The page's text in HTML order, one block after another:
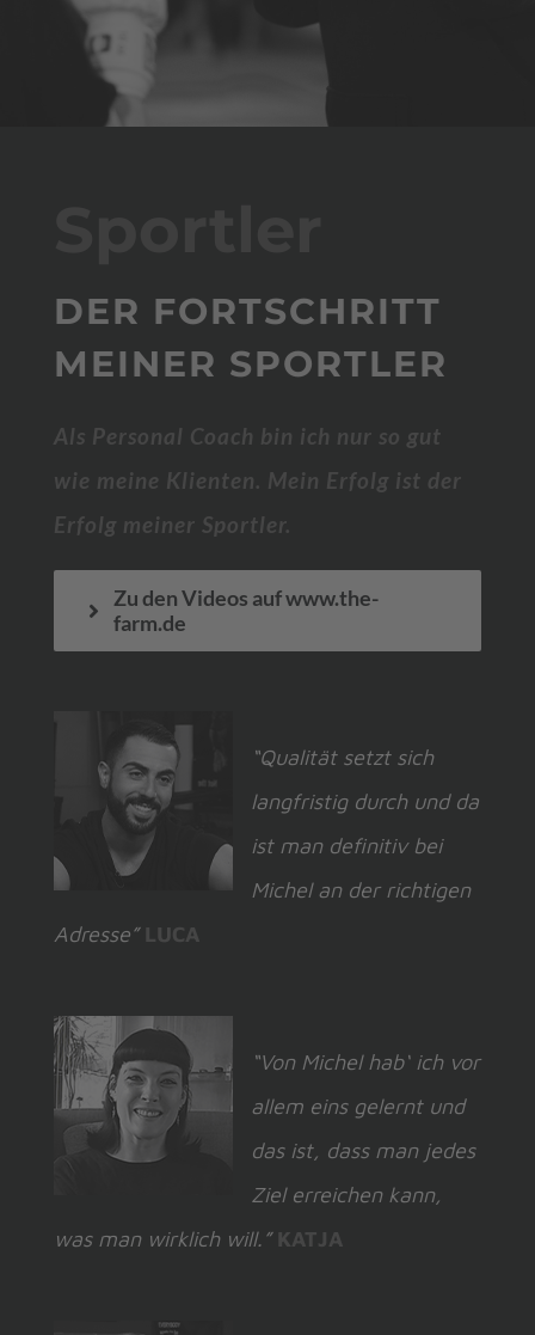
DER FORTSCHRITT
MEINER SPORTLER
Als Personal Coach bin ich nur so gut
wie meine Klienten. Mein Erfolg ist der
Erfolg meiner Sportler.
Zu den Videos auf www.the-
farm.de
“Qualität setzt sich
langfristig durch und da
ist man definitiv bei
Michel an der richtigen
Adresse” LUCA
“Von Michel hab‘ ich vor
allem eins gelernt und
das ist, dass man jedes
Ziel erreichen kann,
was man wirklich will.” KATJA